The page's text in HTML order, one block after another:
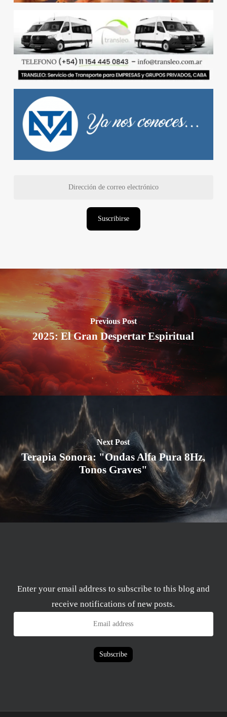
Suscribirse
Previous Post
2025: El Gran Despertar Espiritual
Next Post
Terapia Sonora: "Ondas Alfa Pura 8Hz,
Tonos Graves"
Enter your email address to subscribe to this blog and
receive notifications of new posts.
Email
Subscribe